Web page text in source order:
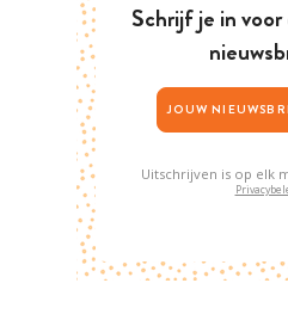
Schrijf je in
Uitschrijven is op elk